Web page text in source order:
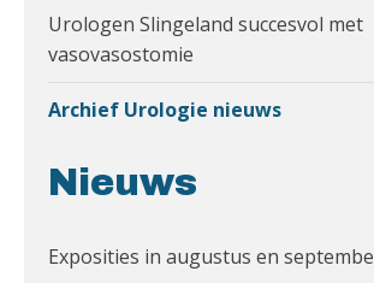
Urologen Slingeland succesvol met
vasovasostomie
Archief Urologie nieuws
Nieuws
Exposities in augustus en